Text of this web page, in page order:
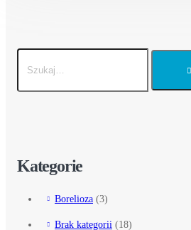
Kategorie
Borelioza (3)
Brak kategorii (18)